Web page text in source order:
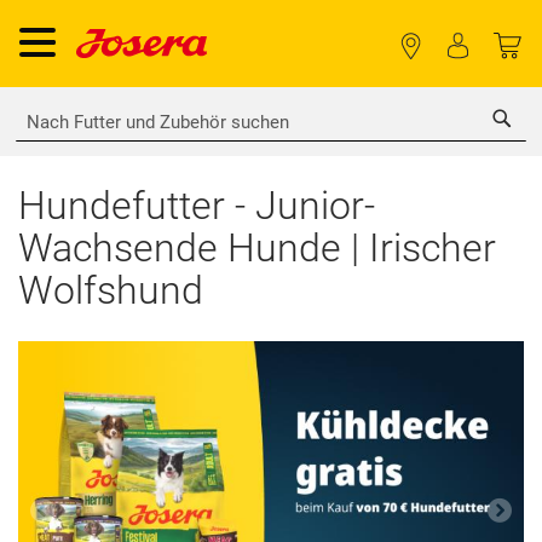
Hundefutter - Junior-
Wachsende Hunde | Irischer
Wolfshund